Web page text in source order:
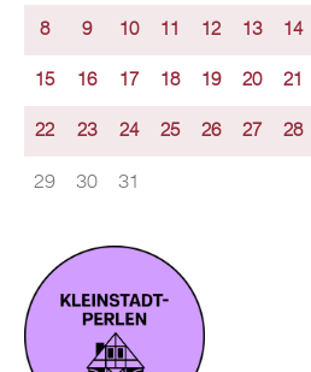
8 9 10 11 12 13 14
15 16 17 18 19 20 21
22 23 24 25 26 27 28
29 30 31